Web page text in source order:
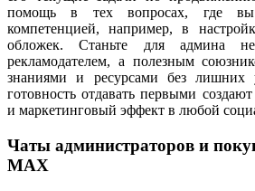
помощь в тех вопросах, где вы
компетенцией, например, в
обложек. Станьте для админа
рекламодателем, а полезным
знаниями и ресурсами без лишних
готовность отдавать первыми
и маркетинговый эффект в любой
Чаты администраторов и
MAX